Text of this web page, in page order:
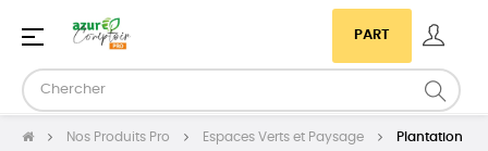
PART
Basculer
navigation
☰
Nos Produits Pro Espaces Verts et Paysage
Plantation